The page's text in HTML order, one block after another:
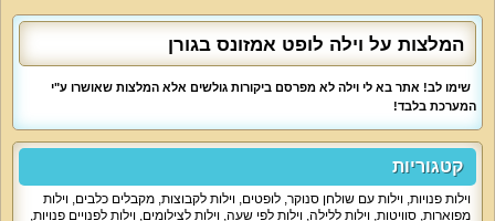
המלצות על וילה לופט אמזונס בגורן
שימו לב! אתר בא לי וילה לא מפרסם ביקורות גולשים אלא המלצות שאושרו ע"י
המערכת בלבד!
קטגוריות
וילות פנויות, וילות עם שולחן סנוקר, לופטים, וילות לקבוצות, מקבלים כלבים, וילות
מפוארות, סוויטות, וילות ללילה, וילות לפי שעה, וילות לצילומים, וילות לפנויים פנויות,